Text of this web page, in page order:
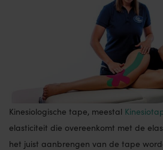
Kinesiologische tape, meestal
elasticiteit die overeenkomt met de
het juist aanbrengen van de tape